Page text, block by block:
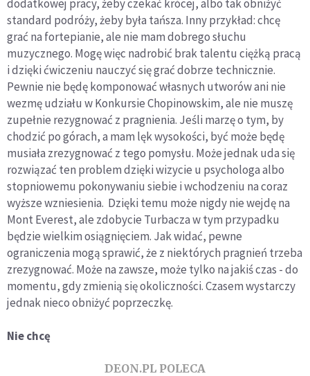
dodatkowej pracy, żeby czekać krócej, albo tak obniżyć
standard podróży, żeby była tańsza. Inny przykład: chcę
grać na fortepianie, ale nie mam dobrego słuchu
muzycznego. Mogę więc nadrobić brak talentu ciężką pracą
i dzięki ćwiczeniu nauczyć się grać dobrze technicznie.
Pewnie nie będę komponować własnych utworów ani nie
wezmę udziału w Konkursie Chopinowskim, ale nie muszę
zupełnie rezygnować z pragnienia. Jeśli marzę o tym, by
chodzić po górach, a mam lęk wysokości, być może będę
musiała zrezygnować z tego pomysłu. Może jednak uda się
rozwiązać ten problem dzięki wizycie u psychologa albo
stopniowemu pokonywaniu siebie i wchodzeniu na coraz
wyższe wzniesienia. Dzięki temu może nigdy nie wejdę na
Mont Everest, ale zdobycie Turbacza w tym przypadku
będzie wielkim osiągnięciem. Jak widać, pewne
ograniczenia mogą sprawić, że z niektórych pragnień trzeba
zrezygnować. Może na zawsze, może tylko na jakiś czas - do
momentu, gdy zmienią się okoliczności. Czasem wystarczy
jednak nieco obniżyć poprzeczkę.
Nie chcę
DEON.PL POLECA